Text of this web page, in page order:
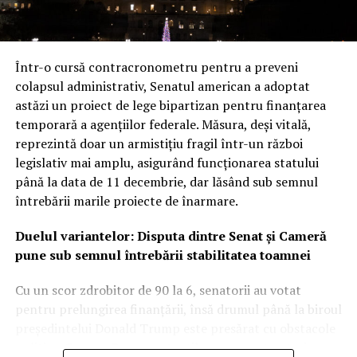
Într-o cursă contracronometru pentru a preveni
colapsul administrativ, Senatul american a adoptat
astăzi un proiect de lege bipartizan pentru finanțarea
temporară a agențiilor federale. Măsura, deși vitală,
reprezintă doar un armistițiu fragil într-un război
legislativ mai amplu, asigurând funcționarea statului
până la data de 11 decembrie, dar lăsând sub semnul
întrebării marile proiecte de înarmare.
Duelul variantelor: Disputa dintre Senat și Cameră
pune sub semnul întrebării stabilitatea toamnei
Cu un scor zdrobitor de 90 la 6, senatorii au votat
pentru prelungirea finanțării, însă drumul până la biroul
politice. Camera Reprezentanților a avansat anterior